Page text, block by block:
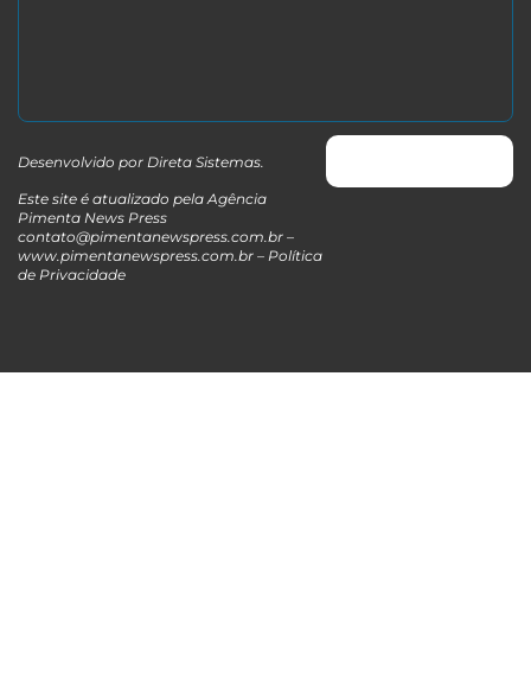
Desenvolvido por Direta Sistemas.
Este site é atualizado pela Agência
Pimenta News Press
contato@pimentanewspress.com.br –
www.pimentanewspress.com.br – Política
de Privacidade